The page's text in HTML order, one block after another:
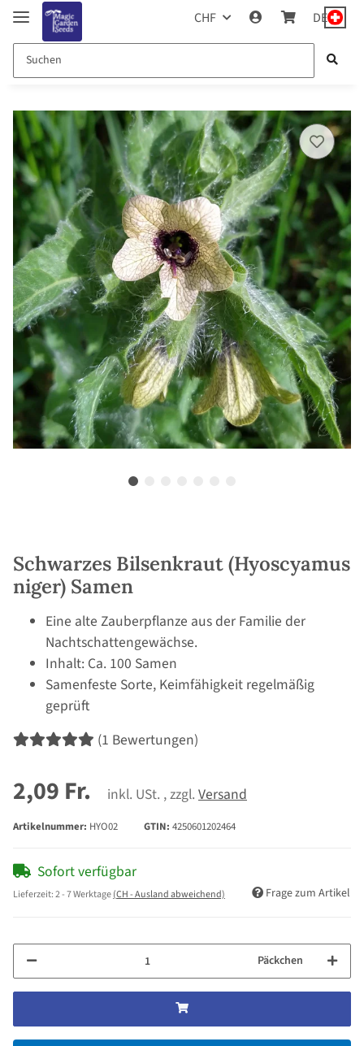
CHF DE
Schwarzes Bilsenkraut (Hyoscyamus
niger) Samen
Eine alte Zauberpflanze aus der Familie der
Nachtschattengewächse.
Inhalt: Ca. 100 Samen
Samenfeste Sorte, Keimfähigkeit regelmäßig
geprüft
(1 Bewertungen)
2,09 Fr. inkl. USt. , zzgl. Versand
Artikelnummer: HYO02 GTIN: 4250601202464
Sofort verfügbar
Lieferzeit:2 - 7 Werktage(CH - Ausland abweichend) Frage zum Artikel
Päckchen